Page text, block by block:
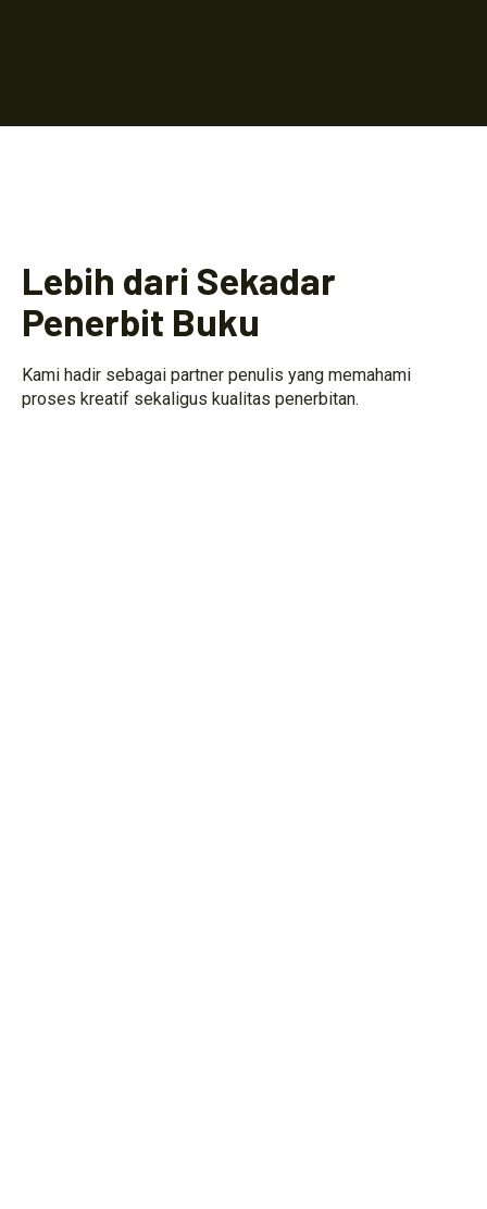
Lebih dari Sekadar
Penerbit Buku
Kami hadir sebagai partner penulis yang memahami
proses kreatif sekaligus kualitas penerbitan.